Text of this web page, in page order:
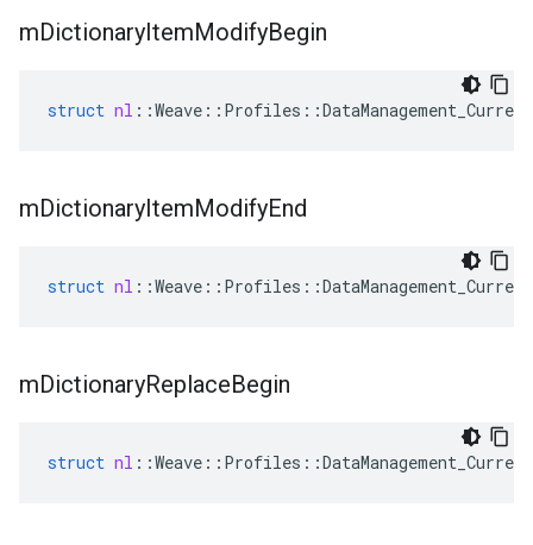
mDictionaryItemModifyBegin
struct nl ::Weave :: Profiles ::DataManagement_Current
mDictionaryItemModifyEnd
struct nl ::Weave :: Profiles ::DataManagement_Current
mDictionaryReplaceBegin
struct nl ::Weave :: Profiles ::DataManagement_Current